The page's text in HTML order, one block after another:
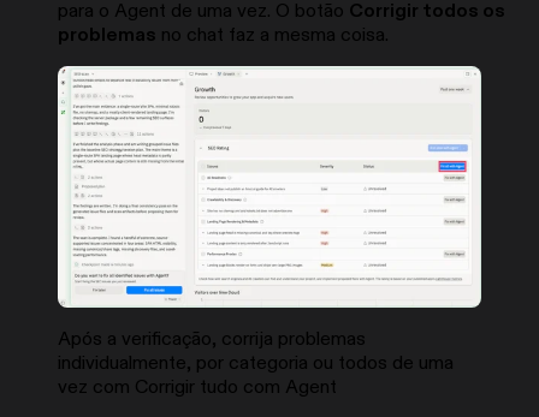
para o Agent de uma vez. O botão Corrigir todos os
problemas no chat faz a mesma coisa.
Após a verificação, corrija problemas
individualmente, por categoria ou todos de uma
vez com Corrigir tudo com Agent